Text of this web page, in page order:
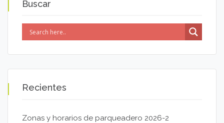
Buscar
Recientes
Zonas y horarios de parqueadero 2026-2